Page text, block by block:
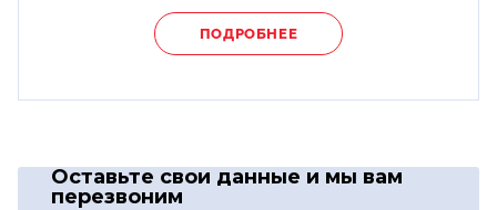
ПОДРОБНЕЕ
Оставьте свои данные и мы вам
перезвоним